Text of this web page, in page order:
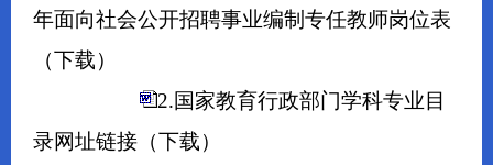
年面向社会公开招聘事业编制专任教师岗位表
（下载）
2.国家教育行政部门学科专业目
录网址链接 （下载）